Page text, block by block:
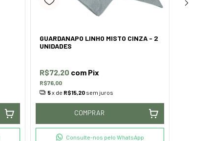
GUARDANAPO LINHO MISTO CINZA - 2
UNIDADES
R$76,00
R$72,20 com Pix
5x de R$15,20 sem juros
COMPRAR
Consulte-nos pelo WhatsApp